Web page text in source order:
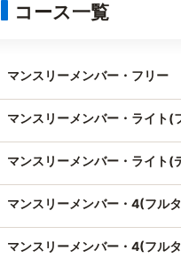
コース一覧
マンスリーメンバー・フリー
マンスリーメンバー・ライト(
マンスリーメンバー・ライト(
マンスリーメンバー・4(フル
マンスリーメンバー・4(フル